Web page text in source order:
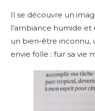
Il se découvre un
l’ambiance humide
un bien-être inconnu,
envie folle : fuir sa vie